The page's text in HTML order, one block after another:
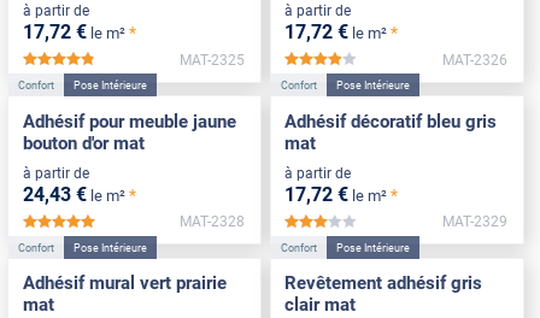
à partir de
17,72 € le m² *
*****
MAT-2325
à partir de
17,72 € le m² *
*****
MAT-2326
Confort Pose Intérieure
Adhésif pour meuble jaune
bouton d'or mat
à partir de
24,43 € le m² *
*****
MAT-2328
Confort Pose Intérieure
Adhésif décoratif bleu gris
mat
à partir de
17,72 € le m² *
*****
MAT-2329
Confort Pose Intérieure
Adhésif mural vert prairie
mat
Confort Pose Intérieure
Revêtement adhésif gris
clair mat